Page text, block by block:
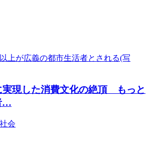
実現した消費文化の絶頂 もっと
…
社会